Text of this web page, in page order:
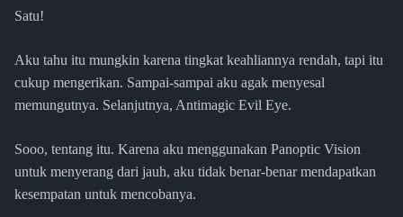
Satu!
Aku tahu itu mungkin karena tingkat keahliannya rendah, tapi itu
cukup mengerikan. Sampai-sampai aku agak menyesal
memungutnya. Selanjutnya, Antimagic Evil Eye.
Sooo, tentang itu. Karena aku menggunakan Panoptic Vision
untuk menyerang dari jauh, aku tidak benar-benar mendapatkan
kesempatan untuk mencobanya.